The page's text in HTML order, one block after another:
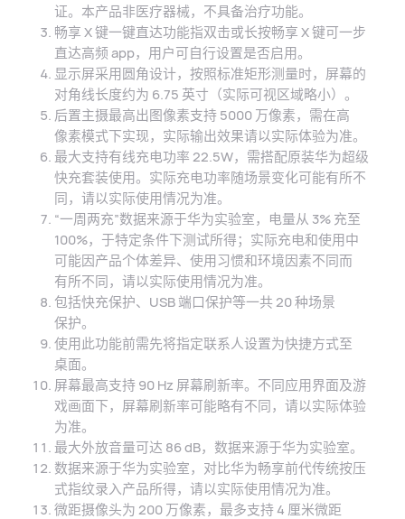
证。本产品非医疗器械，不具备治疗功⁠能。
畅享 X 键一键直达功能指双击或长按畅享 X 键可一步
直达高频 app，用户可自行设置是否启⁠用。
显示屏采用圆角设计，按照标准矩形测量时，屏幕的
对角线长度约为 6.75 英寸（实际可视区域略⁠小）。
后置主摄最高出图像素支持 5000 万像素，需在高
像⁠素模式下实现，实际输出效果请以实际体验为⁠准。
最大支持有线充电功率 22.5W，需搭配原装华为超级
快充套装使用。实际充电功率随场景变化可能有所不
同，请以实际使用情况为⁠准。
“一周两充”数据来源于华为实验室，电量从 3% 充至
100%，于特定条件下测试所得；实际充电和使用中
可能因产品个体差异、使用习惯和环境因素不同而
有⁠所不同，请以实际使用情况为⁠⁠准。
包括快充保护、USB 端口保护等一共 20 种场景
保⁠护。
使用此功能前需先将指定联系人设置为快捷方式至
桌⁠⁠面。
屏幕最高支持 90 Hz 屏幕刷新率。不同应用界面及游
戏画面下，屏幕刷新率可能略有不同，请以实际体验
为⁠准。
最大外放音量可达 86 dB，数据来源于华为实验室。
数据来源于华为实验室，对比华为畅享前代传统按压
式指纹录入产品所得，请以实际使用情况为⁠准。
微距摄像头为 200 万像素，最多支持 4 厘米微距